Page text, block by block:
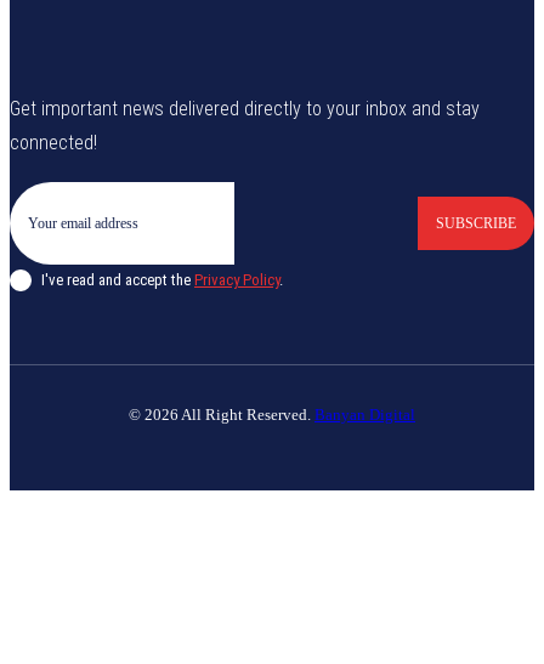
Get important news delivered directly to your inbox and stay
connected!
SUBSCRIBE
I've read and accept the Privacy Policy.
© 2026 All Right Reserved. Banyan Digital